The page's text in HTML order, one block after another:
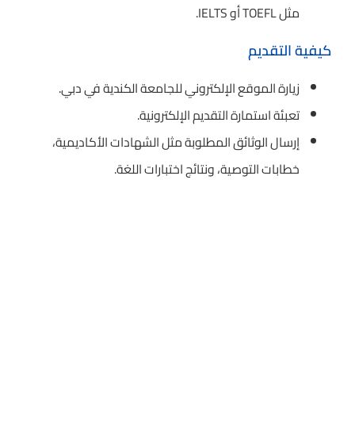
مثل TOEFL أو IELTS.
كيفية التقديم
زيارة الموقع الإلكتروني للجامعة الكندية في دبي.
تعبئة استمارة التقديم الإلكترونية.
إرسال الوثائق المطلوبة مثل الشهادات الأكاديمية،
خطابات التوصية، ونتائج اختبارات اللغة.